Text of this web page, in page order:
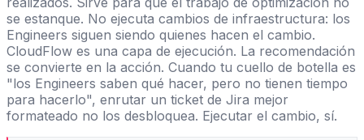
se estanque. No ejecuta cambios de infraestructura: los
Engineers siguen siendo quienes hacen el cambio.
CloudFlow es una capa de ejecución. La recomendación
se convierte en la acción. Cuando tu cuello de botella es
"los Engineers saben qué hacer, pero no tienen tiempo
para hacerlo", enrutar un ticket de Jira mejor
formateado no los desbloquea. Ejecutar el cambio, sí.